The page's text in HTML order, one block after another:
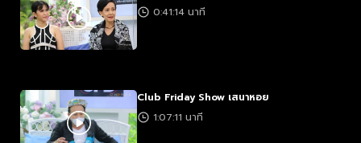
0:41:14 นาที
Club Friday Show เสนาหอย
1:07:11 นาที